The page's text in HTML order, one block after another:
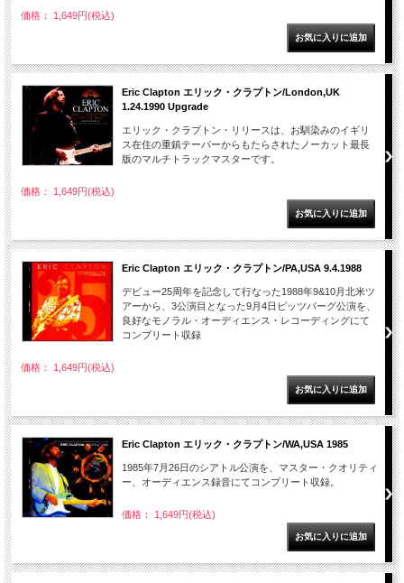
価格： 1,649円(税込)
Eric Clapton エリック・クラプトン/London,UK
1.24.1990 Upgrade
エリック・クラプトン・リリースは、お馴染みのイギリ
ス在住の重鎮テーパーからもたらされたノーカット最長
版のマルチトラックマスターです。
価格： 1,649円(税込)
Eric Clapton エリック・クラプトン/PA,USA 9.4.1988
デビュー25周年を記念して行なった1988年9&10月北米ツ
アーから、3公演目となった9月4日ピッツバーグ公演を、
良好なモノラル・オーディエンス・レコーディングにて
コンプリート収録
価格： 1,649円(税込)
Eric Clapton エリック・クラプトン/WA,USA 1985
1985年7月26日のシアトル公演を、マスター・クオリティ
ー、オーディエンス録音にてコンプリート収録。
価格： 1,649円(税込)